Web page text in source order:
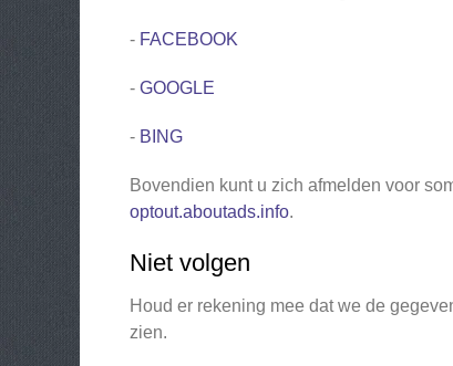
- FACEBOOK
- GOOGLE
- BING
Bovendien kunt u zich afmelden voor
optout.aboutads.info.
Niet volgen
Houd er rekening mee dat we de
zien.